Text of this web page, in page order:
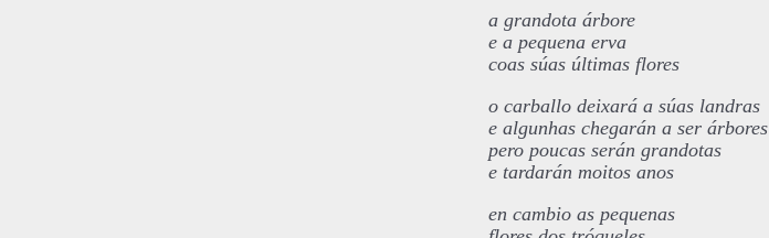
a grandota árbore
e a pequena erva
coas súas últimas flores
o carballo deixará a súas landras
e algunhas chegarán a ser árbores
pero poucas serán grandotas
e tardarán moitos anos
en cambio as pequenas